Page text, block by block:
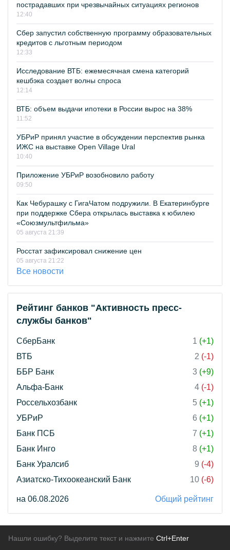
пострадавших при чрезвычайных ситуациях регионов
12:40
Сбер запустил собственную программу образовательных
кредитов с льготным периодом
12:33
Исследование ВТБ: ежемесячная смена категорий
кешбэка создает волны спроса
12:14
ВТБ: объем выдачи ипотеки в России вырос на 38%
11:52
УБРиР принял участие в обсуждении перспектив рынка
ИЖС на выставке Open Village Ural
10:40
Приложение УБРиР возобновило работу
09:50
Как Чебурашку с ГигаЧатом подружили. В Екатеринбурге
при поддержке Сбера открылась выставка к юбилею
«Союзмультфильма»
05 августа 21:39
Росстат зафиксировал снижение цен
05 августа 21:22
Все новости
Рейтинг банков "Активность пресс-
службы банков"
СберБанк 1 (+1)
ВТБ
2 (-1)
ББР Банк
3 (+9)
Альфа-Банк
4 (-1)
Россельхозбанк
5 (+1)
УБРиР
6 (+1)
Банк ПСБ
7 (+1)
Банк Инго
8 (+1)
Банк Уралсиб
9 (-4)
Азиатско-Тихоокеанский Банк
10 (-6)
на 06.08.2026 Общий рейтинг
Нашли ошибку? Выделите текст и нажмите Ctrl+Enter